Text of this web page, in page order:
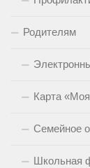
Родителям
Карта
Семейное
Школьная